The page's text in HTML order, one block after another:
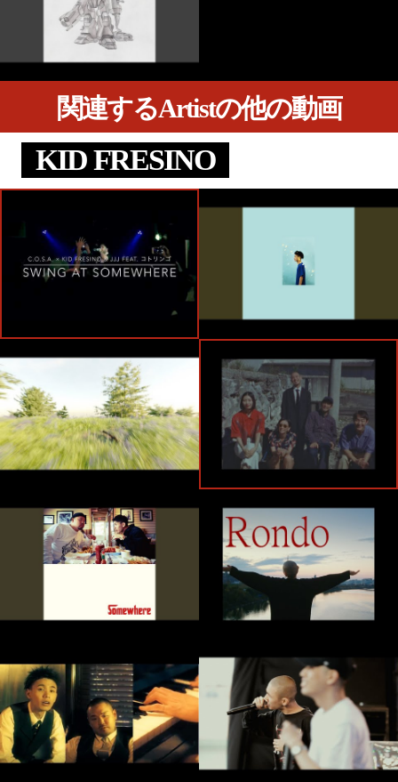
関連するArtistの他の動画
KID FRESINO